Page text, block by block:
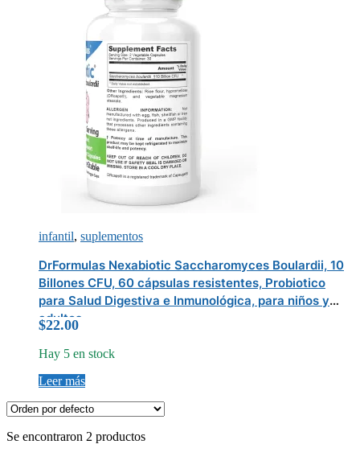
infantil, suplementos
DrFormulas Nexabiotic Saccharomyces Boulardii, 10
Billones CFU, 60 cápsulas resistentes, Probiotico
para Salud Digestiva e Inmunológica, para niños y
adultos
$22.00
Hay 5 en stock
Leer más
Se encontraron 2 productos